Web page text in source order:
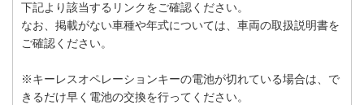
下記より該当するリンクをご確認ください。
なお、掲載がない車種や年式については、車両の取扱説明書を
ご確認ください。
※キーレスオペレーションキーの電池が切れている場合は、で
きるだけ早く電池の交換を行ってください。